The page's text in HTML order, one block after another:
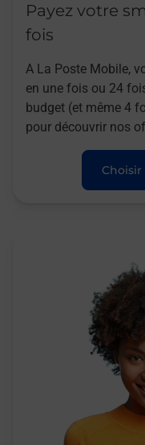
Payez votre
fois
A La Poste Mobile,
en une fois ou 24
budget (et même 4
pour découvrir nos